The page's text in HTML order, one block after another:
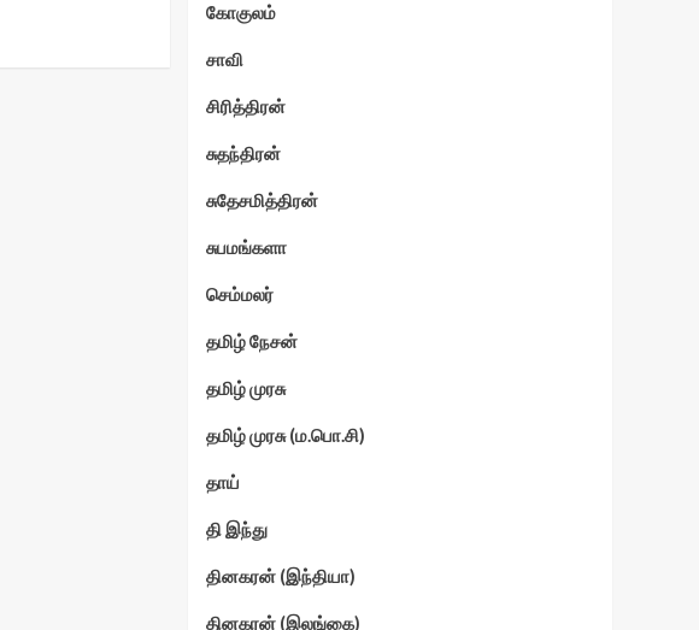
கோகுலம்
சாவி
சிரித்திரன்
சுதந்திரன்
சுதேசமித்திரன்
சுபமங்களா
செம்மலர்
தமிழ் நேசன்
தமிழ் முரசு
தமிழ் முரசு (ம.பொ.சி)
தாய்
தி இந்து
தினகரன் (இந்தியா)
தினகரன் (இலங்கை)